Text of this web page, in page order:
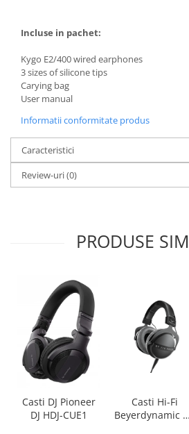
Incluse in pachet:
Kygo E2/400 wired earphones
3 sizes of silicone tips
Carying bag
User manual
Informatii conformitate produs
Caracteristici
Review-uri(0)
PRODUSE
Casti DJ Pioneer
DJ HDJ-CUE1
Casti Hi-Fi
Beyerdynamic DT